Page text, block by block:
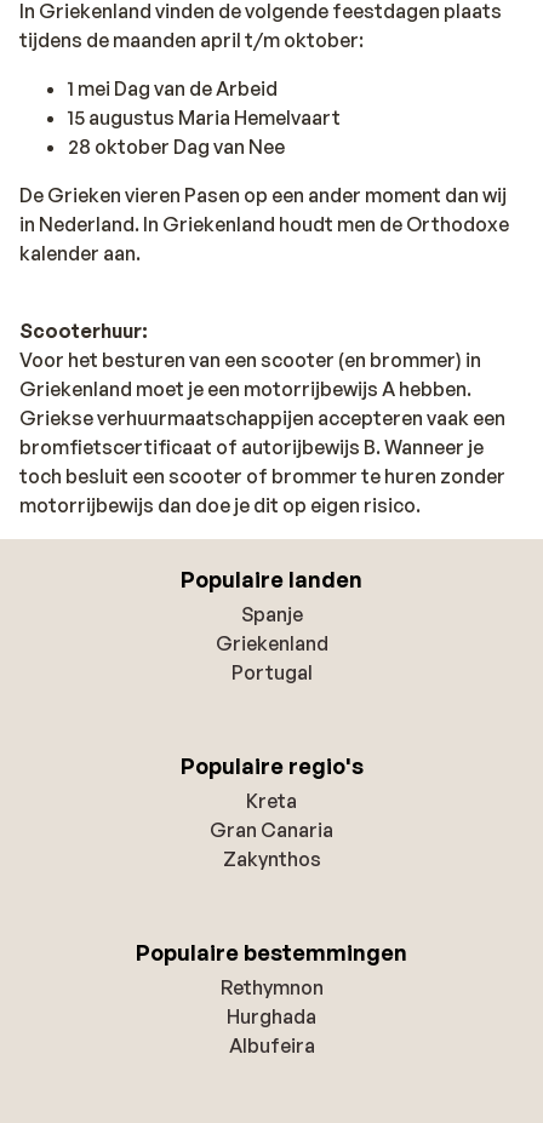
In Griekenland vinden de volgende feestdagen plaats
tijdens de maanden april t/m oktober:
1 mei Dag van de Arbeid
15 augustus Maria Hemelvaart
28 oktober Dag van Nee
De Grieken vieren Pasen op een ander moment dan wij
in Nederland. In Griekenland houdt men de Orthodoxe
kalender aan.
Scooterhuur:
Voor het besturen van een scooter (en brommer) in
Griekenland moet je een motorrijbewijs A hebben.
Griekse verhuurmaatschappijen accepteren vaak een
bromfietscertificaat of autorijbewijs B. Wanneer je
toch besluit een scooter of brommer te huren zonder
motorrijbewijs dan doe je dit op eigen risico.
Populaire landen
Spanje
Griekenland
Portugal
Populaire regio's
Kreta
Gran Canaria
Zakynthos
Populaire bestemmingen
Rethymnon
Hurghada
Albufeira